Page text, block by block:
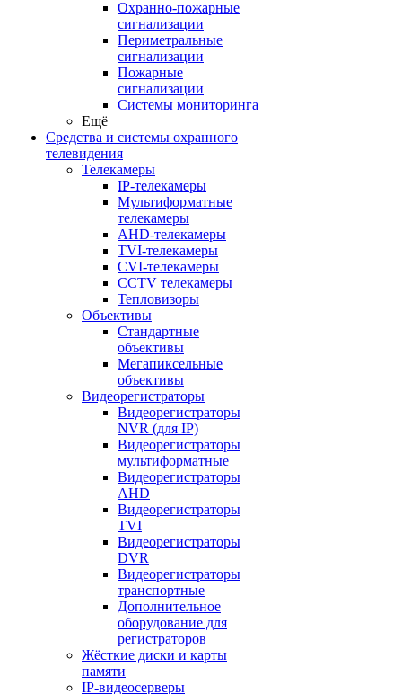
Охранно-пожарные
сигнализации
Периметральные
сигнализации
Пожарные
сигнализации
Системы мониторинга
Ещё
Средства и системы охранного
телевидения
Телекамеры
IP-телекамеры
Мультиформатные
телекамеры
AHD-телекамеры
TVI-телекамеры
CVI-телекамеры
CCTV телекамеры
Тепловизоры
Объективы
Стандартные
объективы
Мегапиксельные
объективы
Видеорегистраторы
Видеорегистраторы
NVR (для IP)
Видеорегистраторы
мультиформатные
Видеорегистраторы
AHD
Видеорегистраторы
TVI
Видеорегистраторы
DVR
Видеорегистраторы
транспортные
Дополнительное
оборудование для
регистраторов
Жёсткие диски и карты
памяти
IP-видеосерверы